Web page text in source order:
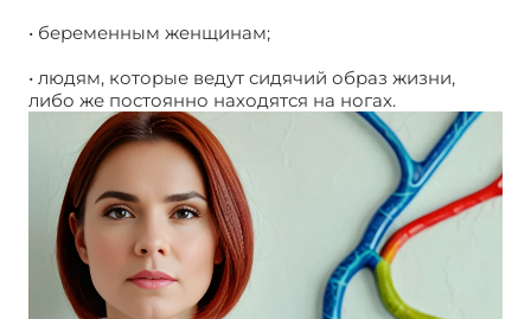
• беременным женщинам;
• людям, которые ведут сидячий образ жизни,
либо же постоянно находятся на ногах.